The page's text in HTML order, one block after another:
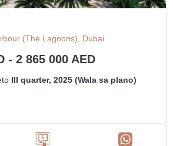
(The Lagoons), Dubai
- 2 865 000 AED
III quarter, 2025 (Wala sa plano)